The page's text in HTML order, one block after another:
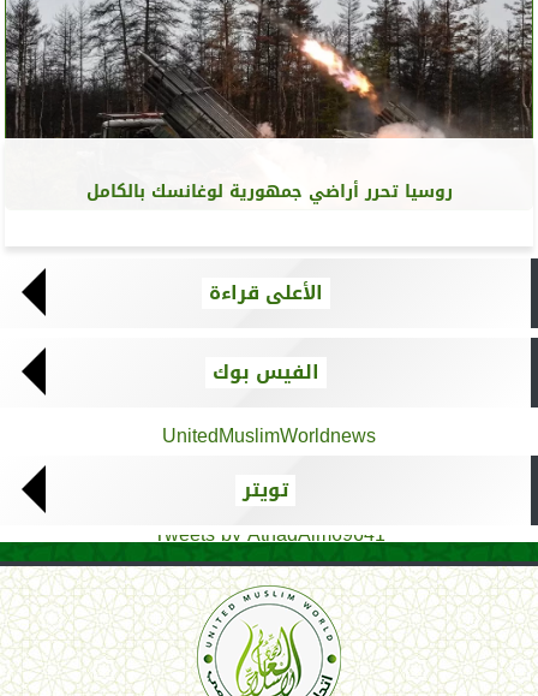
روسيا تحرر أراضي جمهورية لوغانسك بالكامل
الأعلى قراءة
الفيس بوك
UnitedMuslimWorldnews
تويتر
Tweets by AthadAlm69641